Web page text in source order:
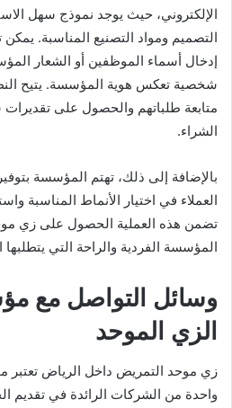
الإلكتروني، حيث يوجد نموذج سهل
التصميم ومواد التصنيع المناسبة.
إدخال أسماء الموظفين أو الشعار
شخصية تعكس هوية المؤسسة. يتيح
متابعة طلباتهم والحصول على تقديرات
الشراء.
بالإضافة إلى ذلك، تهتم المؤسسة
العملاء في اختيار الأنماط المناسبة
تضمن هذه العملية الحصول على زي
المؤسسة الفردية والراحة التي
وسائل التواصل مع
الزي الموحد
زي موحد التمريض داخل الرياض
واحدة من الشركات الرائدة في تقديم